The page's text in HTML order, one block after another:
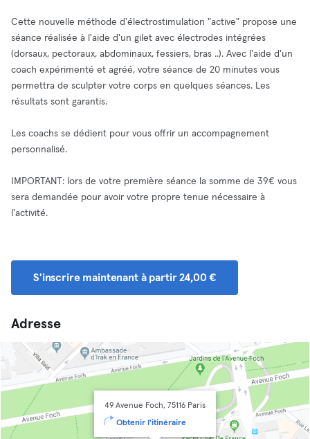
Cette nouvelle méthode d'électrostimulation "active" propose une
séance réalisée à l'aide d'un gilet avec électrodes intégrées
(dorsaux, pectoraux, abdominaux, fessiers, bras ..). Avec l'aide d'un
coach expérimenté et agréé, votre séance de 20 minutes vous
permettra de sculpter votre corps en quelques séances. Les
résultats sont garantis.
Les coachs se dédient pour vous offrir un accompagnement
personnalisé.
IMPORTANT: lors de votre première séance la somme de 39€ vous
sera demandée pour avoir votre propre tenue nécessaire à
l'activité.
S'inscrire maintenant à partir 24,00 €
Adresse
49 Avenue Foch, 75116 Paris
Obtenir l'itinéraire